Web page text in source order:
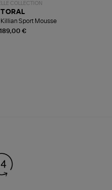
COLLECTION
189,00 €
TORAL
Sport Mousse